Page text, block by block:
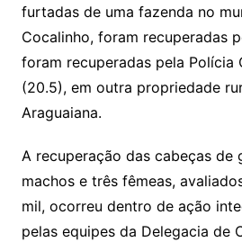
Li
n
k
A
p
p
a
m
s
a
g
e
o
k.
c
o
p
e
o
o
M
a
d
s
l
furtadas de uma fazenda no
Cocalinho, foram recuperadas
foram recuperadas pela Polícia
(20.5), em outra propriedade
Araguaiana.
A recuperação das cabeças de
machos e três fêmeas,
mil, ocorreu dentro de ação
pelas equipes da Delegacia de